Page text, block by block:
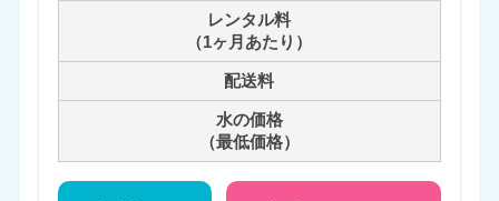
レンタル料
（1ヶ月あたり）
配送料
水の価格
（最低価格）